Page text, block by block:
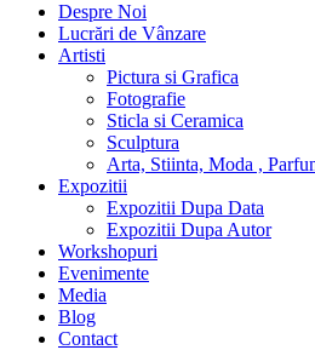
Despre Noi
Lucrări de Vânzare
Artisti
Pictura si Grafica
Fotografie
Sticla si Ceramica
Sculptura
Arta, Stiinta, Moda ,
Expozitii
Expozitii Dupa Data
Expozitii Dupa Autor
Workshopuri
Evenimente
Media
Blog
Contact